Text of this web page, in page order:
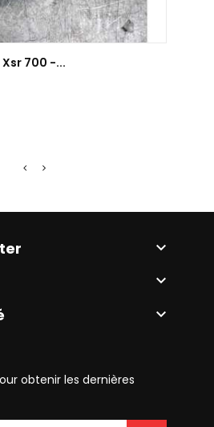
PANIER
Xsr 700 -...



obtenir les dernières